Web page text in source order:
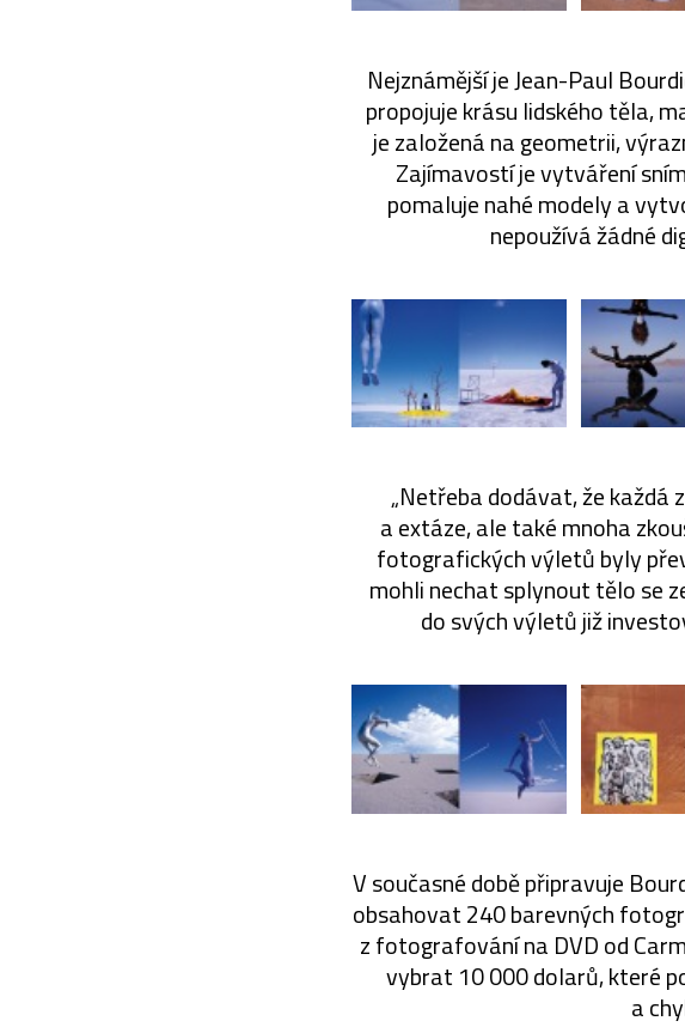
Nejznámější je Jean-Paul
propojuje krásu lidského těla,
je založená na geometrii,
Zajímavostí je vytváření
pomaluje nahé modely a
nepoužívá žádné
„Netřeba dodávat, že každá
a extáze, ale také mnoha
fotografických výletů byly
mohli nechat splynout tělo se
do svých výletů již
V současné době připravuje
obsahovat 240 barevných
z fotografování na DVD od
vybrat 10 000 dolarů, které
a